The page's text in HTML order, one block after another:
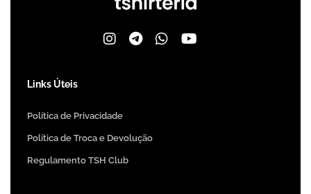
Links Úteis
Política de Privacidade
Política de Troca e Devolução
Regulamento TSH Club